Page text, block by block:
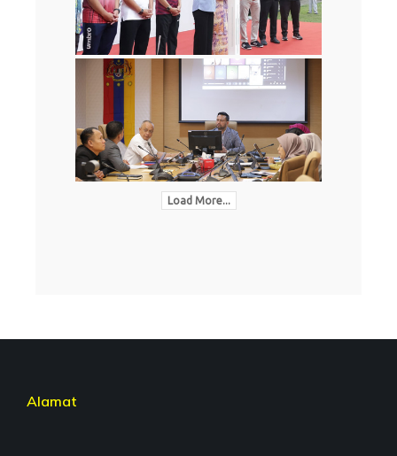
Load More...
Alamat